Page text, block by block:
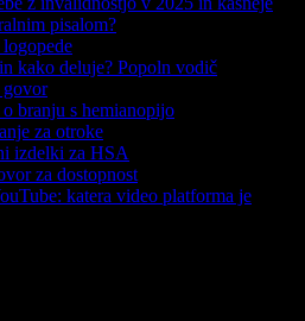
pisalom?
kako deluje? Popoln vodič
govor
branju s hemianopijo
za otroke
izdelki za HSA
za dostopnost
katera video platforma je